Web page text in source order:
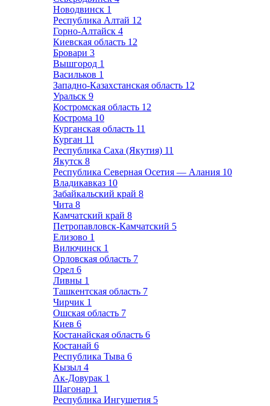
Новодвинск 1
Республика Алтай 12
Горно-Алтайск 4
Киевская область 12
Бровари 3
Вышгород 1
Васильков 1
Западно-Казахстанская область 12
Уральск 9
Костромская область 12
Кострома 10
Курганская область 11
Курган 11
Республика Саха (Якутия) 11
Якутск 8
Республика Северная Осетия — Алания 10
Владикавказ 10
Забайкальский край 8
Чита 8
Камчатский край 8
Петропавловск-Камчатский 5
Елизово 1
Вилючинск 1
Орловская область 7
Орел 6
Ливны 1
Ташкентская область 7
Чирчик 1
Ошская область 7
Киев 6
Костанайская область 6
Костанай 6
Республика Тыва 6
Кызыл 4
Ак-Довурак 1
Шагонар 1
Республика Ингушетия 5